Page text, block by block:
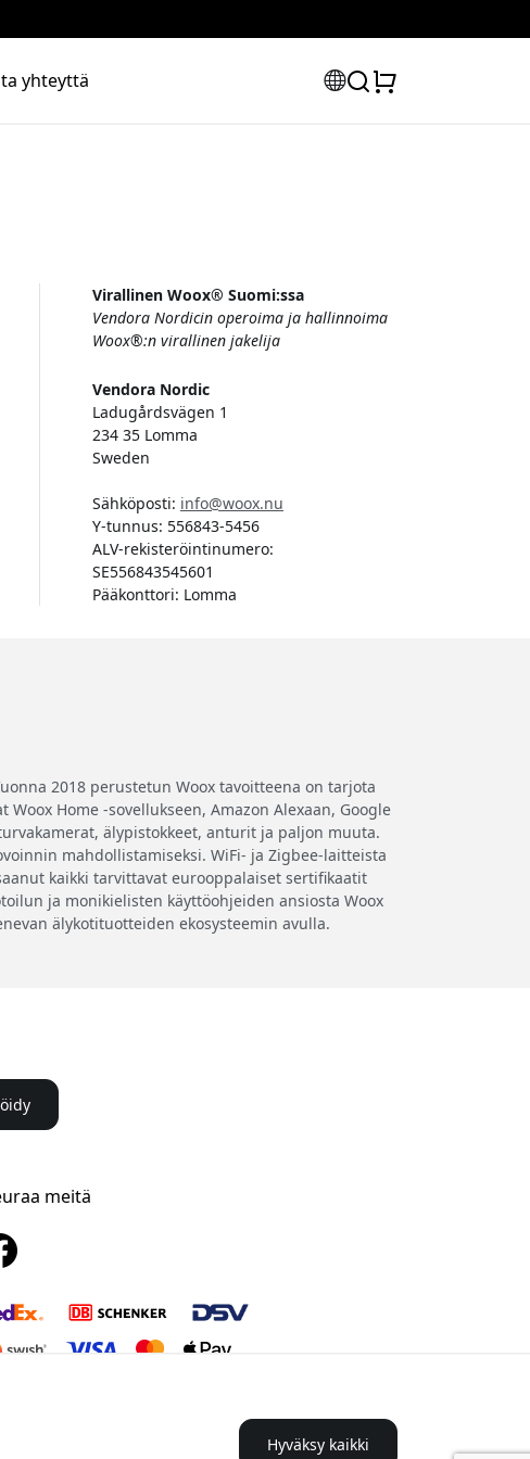
yhteyttä
Virallinen Woox® Suomi:ssa
Vendora Nordicin operoima ja hallinnoima
Woox®:n virallinen jakelija
Vendora Nordic
Ladugårdsvägen 1
234 35 Lomma
Sweden
Sähköposti: info@woox.nu
Y-tunnus: 556843-5456
ALV-rekisteröintinumero:
SE556843545601
Pääkonttori: Lomma
2018 perustetun Woox tavoitteena on tarjota
Home -sovellukseen, Amazon Alexaan, Google
älypistokkeet, anturit ja paljon muuta.
mahdollistamiseksi. WiFi- ja Zigbee-laitteista
kaikki tarvittavat eurooppalaiset sertifikaatit
ja monikielisten käyttöohjeiden ansiosta Woox
älykotituotteiden ekosysteemin avulla.
meitä
Hyväksy kaikki